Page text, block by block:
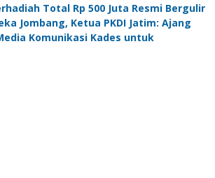
Total Rp 500 Juta Resmi Bergulir
Jombang, Ketua PKDI Jatim: Ajang
Komunikasi Kades untuk